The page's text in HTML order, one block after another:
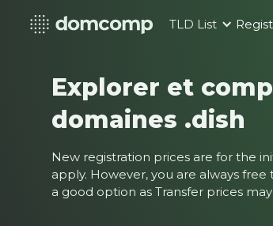
TLD List
Explorer et
domaines .dish
New registration prices are for the
apply. However, you are always
a good option as Transfer prices